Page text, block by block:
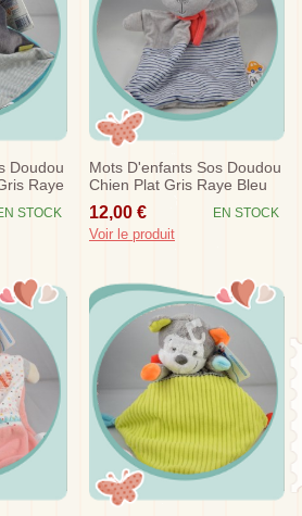
Doudou
Raye
STOCK
Mots D'enfants Sos Doudou
Chien Plat Gris Raye Bleu
Jaune
12,00 € EN STOCK
Voir le produit